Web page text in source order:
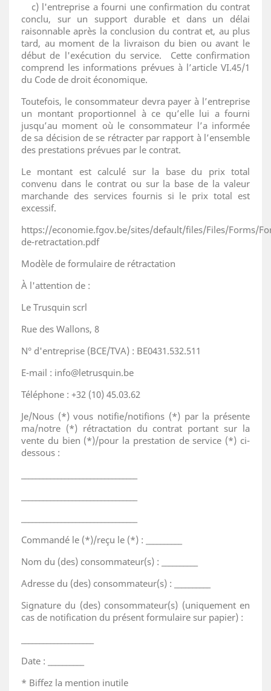
c) l'entreprise a fourni une confirmation du contrat
conclu, sur un support durable et dans un délai
raisonnable après la conclusion du contrat et, au plus
tard, au moment de la livraison du bien ou avant le
début de l'exécution du service. Cette confirmation
comprend les informations prévues à l’article VI.45/1
du Code de droit économique.
Toutefois, le consommateur devra payer à l’entreprise
un montant proportionnel à ce qu’elle lui a fourni
jusqu’au moment où le consommateur l’a informée
de sa décision de se rétracter par rapport à l’ensemble
des prestations prévues par le contrat.
Le montant est calculé sur la base du prix total
convenu dans le contrat ou sur la base de la valeur
marchande des services fournis si le prix total est
excessif.
https://economie.fgov.be/sites/default/files/Files/Forms/
de-retractation.pdf
Modèle de formulaire de rétractation
À l'attention de :
Le Trusquin scrl
Rue des Wallons, 8
N° d'entreprise (BCE/TVA) : BE0431.532.511
E-mail : info@letrusquin.be
Téléphone : +32 (10) 45.03.62
Je/Nous (*) vous notifie/notifions (*) par la présente
ma/notre (*) rétractation du contrat portant sur la
vente du bien (*)/pour la prestation de service (*) ci-
dessous :
Commandé le (*)/reçu le (*) : __________
Nom du (des) consommateur(s) : __________
Adresse du (des) consommateur(s) : __________
Signature du (des) consommateur(s) (uniquement en
cas de notification du présent formulaire sur papier) :
Date : __________
* Biffez la mention inutile